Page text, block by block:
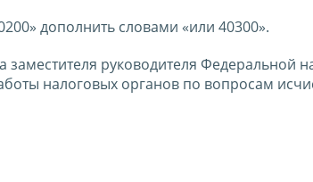
дополнить словами «или 40300».
руководителя Федеральной
налоговых органов по вопросам